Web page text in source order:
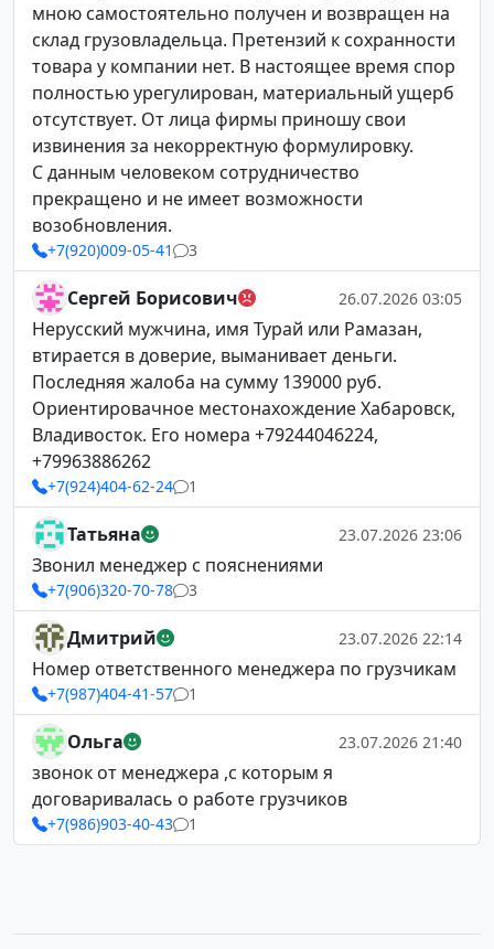
мною самостоятельно получен и возвращен на
склад грузовладельца. Претензий к сохранности
товара у компании нет. В настоящее время спор
полностью урегулирован, материальный ущерб
отсутствует. От лица фирмы приношу свои
извинения за некорректную формулировку.
С данным человеком сотрудничество
прекращено и не имеет возможности
возобновления.
+7(920)009-05-41 3
Сергей Борисович 26.07.2026 03:05
Нерусский мужчина, имя Турай или Рамазан,
втирается в доверие, выманивает деньги.
Последняя жалоба на сумму 139000 руб.
Ориентировачное местонахождение Хабаровск,
Владивосток. Его номера +79244046224,
+79963886262
+7(924)404-62-24 1
Татьяна 23.07.2026 23:06
Звонил менеджер с пояснениями
+7(906)320-70-78 3
Дмитрий 23.07.2026 22:14
Номер ответственного менеджера по грузчикам
+7(987)404-41-57 1
Ольга 23.07.2026 21:40
звонок от менеджера ,с которым я
договаривалась о работе грузчиков
+7(986)903-40-43 1